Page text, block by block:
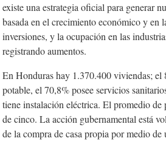
existe una estrategia oficial para generar
basada en el crecimiento económico y en
inversiones, y la ocupación en las
registrando aumentos.
En Honduras hay 1.370.400 viviendas; el
potable, el 70,8% posee servicios
tiene instalación eléctrica. El promedio de
de cinco. La acción gubernamental está
de la compra de casa propia por medio de